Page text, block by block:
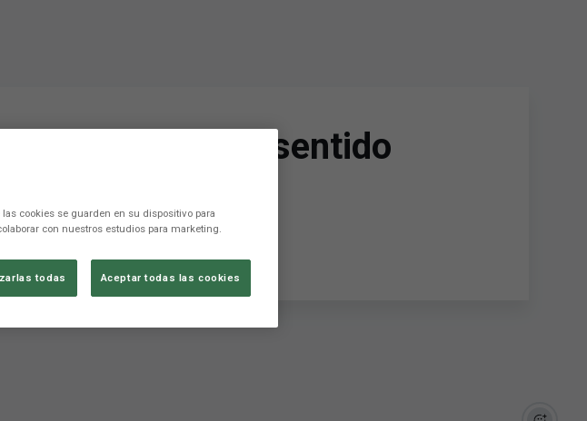
me he sentido
cookies se guarden en su dispositivo para
con nuestros estudios para marketing.
todas Aceptar todas las cookies